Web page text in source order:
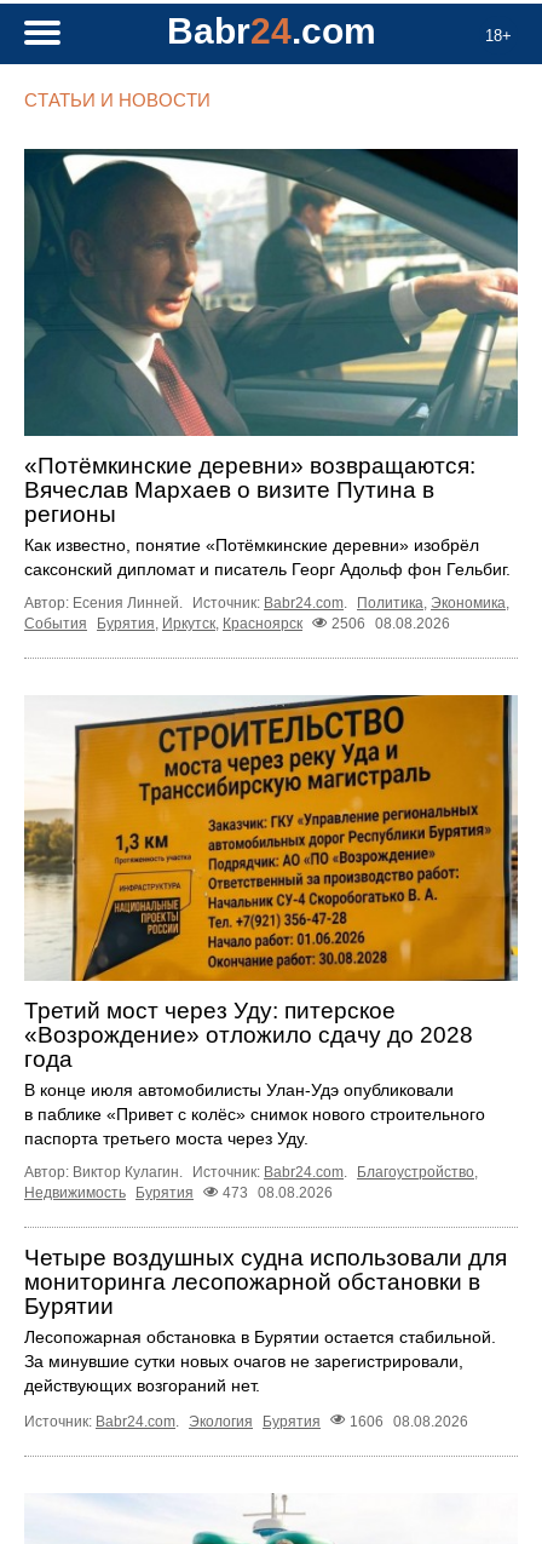
18+
Babr24.com
СТАТЬИ И НОВОСТИ
«Потёмкинские деревни» возвращаются:
Вячеслав Мархаев о визите Путина в
регионы
Как известно, понятие «Потёмкинские деревни» изобрёл
саксонский дипломат и писатель Георг Адольф фон Гельбиг.
Автор: Есения Линней. Источник: Babr24.com Политика Экономика
События
Бурятия Иркутск Красноярск 2506 08.08.2026
Третий мост через Уду: питерское
«Возрождение» отложило сдачу до 2028
года
В конце июля автомобилисты Улан-Удэ опубликовали
в паблике «Привет с колёс» снимок нового строительного
паспорта третьего моста через Уду.
Автор: Виктор Кулагин. Источник: Babr24.com. Благоустройство,
Недвижимость
Бурятия 473 08.08.2026
Четыре воздушных судна использовали для
мониторинга лесопожарной обстановки в
Бурятии
Лесопожарная обстановка в Бурятии остается стабильной.
За минувшие сутки новых очагов не зарегистрировали,
действующих возгораний нет.
Источник: Babr24.com Экология Бурятия 1606 08.08.2026